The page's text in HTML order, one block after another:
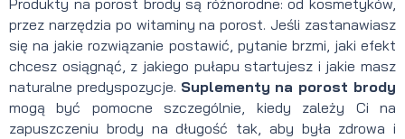
przez narzędzia po witaminy na porost. Jeśli zastanawiasz
się na jakie rozwiązanie postawić, pytanie brzmi, jaki efekt
chcesz osiągnąć, z jakiego pułapu startujesz i jakie masz
naturalne predyspozycje. Suplementy na porost brody
mogą być pomocne szczególnie, kiedy zależy Ci na
zapuszczeniu brody na długość tak, aby była zdrowa i